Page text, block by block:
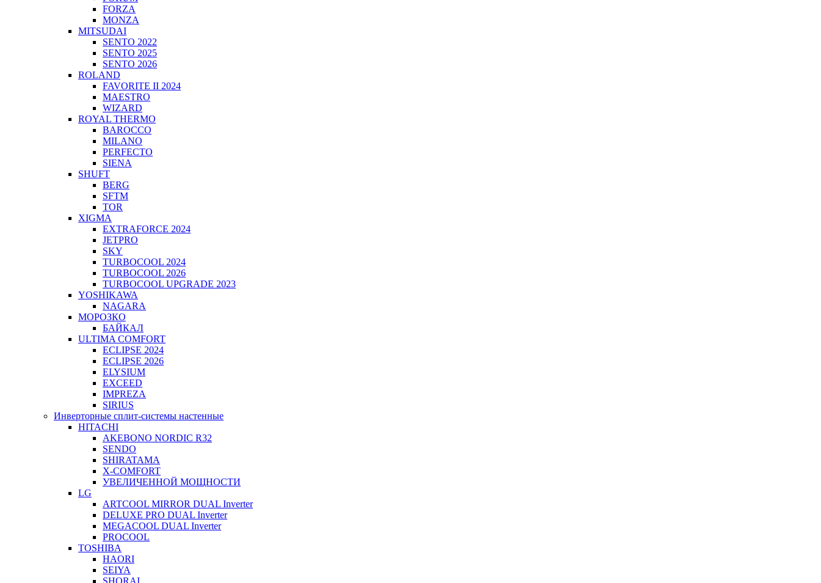
FORZA
MONZA
MITSUDAI
SENTO 2022
SENTO 2025
SENTO 2026
ROLAND
FAVORITE II 2024
MAESTRO
WIZARD
ROYAL THERMO
BAROCCO
MILANO
PERFECTO
SIENA
SHUFT
BERG
SFTM
TOR
XIGMA
EXTRAFORCE 2024
JETPRO
SKY
TURBOCOOL 2024
TURBOCOOL 2026
TURBOCOOL UPGRADE 2023
YOSHIKAWA
NAGARA
МОРОЗКО
БАЙКАЛ
ULTIMA COMFORT
ECLIPSE 2024
ECLIPSE 2026
ELYSIUM
EXCEED
IMPREZA
SIRIUS
Инверторные сплит-системы настенные
HITACHI
AKEBONO NORDIC R32
SENDO
SHIRATAMA
X-COMFORT
УВЕЛИЧЕННОЙ МОЩНОСТИ
LG
ARTCOOL MIRROR DUAL Inverter
DELUXE PRO DUAL Inverter
MEGACOOL DUAL Inverter
PROCOOL
TOSHIBA
HAORI
SEIYA
SHORAI